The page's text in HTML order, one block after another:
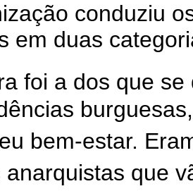
conduziu
em duas
foi a dos que
bem-estar.
anarquistas que